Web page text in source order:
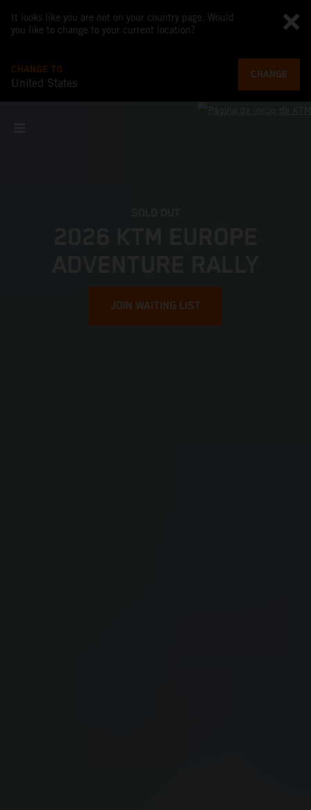
It looks like you are not on your country page. Would
you like to change to your current location?
CHANGE TO
United States
CHANGE
JOIN WAITING LIST